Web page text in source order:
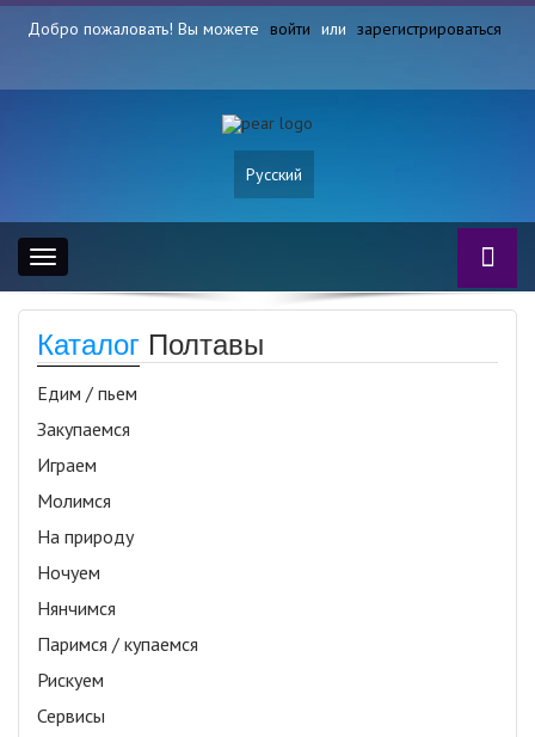
Добро пожаловать! Вы можете войти или зарегистрироваться
Русский
Toggle
navigation
Каталог Полтавы
Едим / пьем
Закупаемся
Играем
Молимся
На природу
Ночуем
Нянчимся
Паримся / купаемся
Рискуем
Сервисы